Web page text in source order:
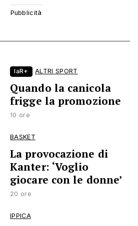
laR+ ALTRI SPORT
Quando la canicola
frigge la promozione
10 ore
BASKET
La provocazione di
Kanter: ‘Voglio
giocare con le donne’
20 ore
IPPICA